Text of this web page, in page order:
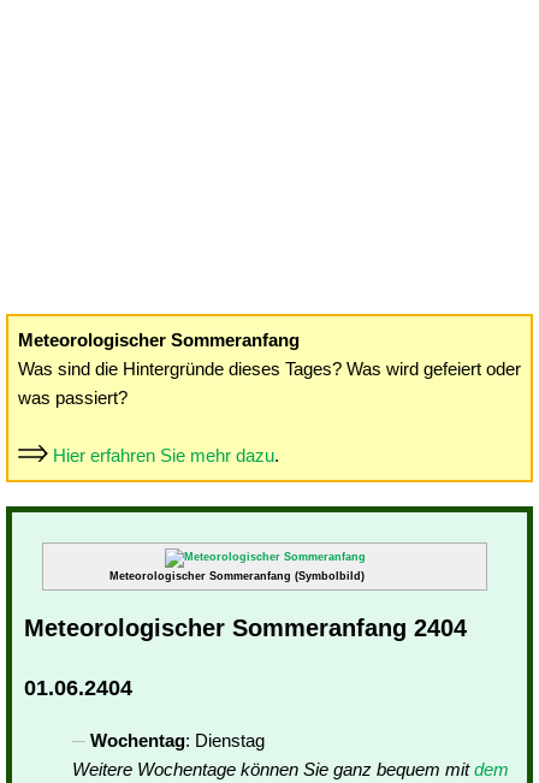
Meteorologischer Sommeranfang
Was sind die Hintergründe dieses Tages? Was wird gefeiert oder
was passiert?
Hier erfahren Sie mehr dazu.
Meteorologischer Sommeranfang (Symbolbild)
Meteorologischer Sommeranfang 2404
01.06.2404
Wochentag: Dienstag
Weitere Wochentage können Sie ganz bequem mitdem